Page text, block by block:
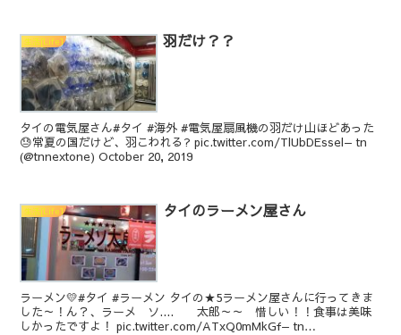
生活[Life] 羽だけ？？
タイの電気屋さん#タイ #海外 #電気屋扇風機の羽だけ山ほどあった
😓常夏の国だけど、羽こわれる? pic.twitter.com/TlUbDEssel— tn
(@tnnextone) October 20, 2019
生活[Life] タイのラーメン屋さん
ラーメン💛#タイ #ラーメン タイの★5ラーメン屋さんに行ってきま
した～！ん？、ラーメ ソ.... 太郎～～ 惜しい！！食事は美味
しかったですよ！ pic.twitter.com/ATxQ0mMkGf— tn